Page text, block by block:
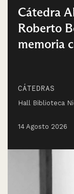
Cátedra
Roberto
memoria
CÁTEDRAS
Hall Biblioteca
14 Agosto 2026